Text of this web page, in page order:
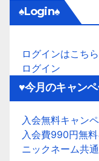
♠Login♠
ログインはこちら
ログイン
♥今月のキャン
入会無料キャンペ
入会費990円無料
ニックネーム共